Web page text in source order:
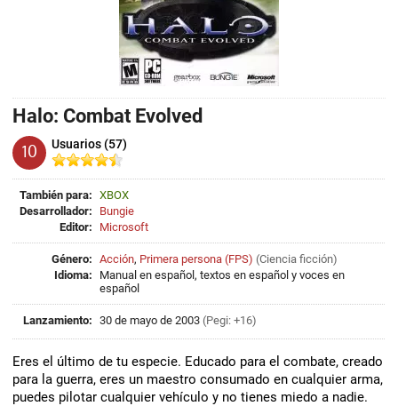
Halo: Combat Evolved
10 Usuarios (57)
También para: XBOX
Desarrollador:
Bungie
Editor:
Microsoft
Género: Acción, Primera persona (FPS) (Ciencia ficción)
Idioma:
Manual en español, textos en español y voces en
español
Lanzamiento: 30 de mayo de 2003 (Pegi: +16)
Eres el último de tu especie. Educado para el combate, creado
para la guerra, eres un maestro consumado en cualquier arma,
puedes pilotar cualquier vehículo y no tienes miedo a nadie.